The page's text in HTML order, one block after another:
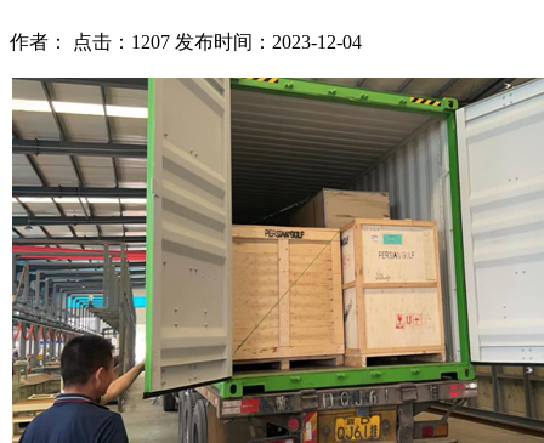
作者： 点击：1207 发布时间：2023-12-04